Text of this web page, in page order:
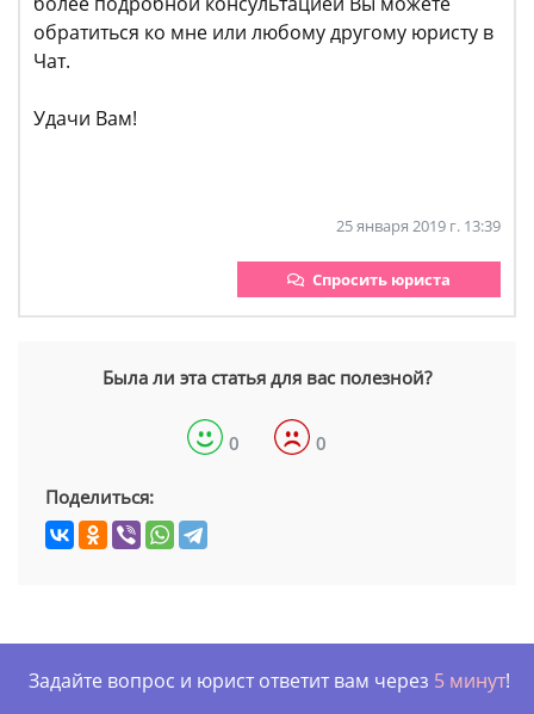
обратиться ко мне или любому другому юристу в
Чат.
Удачи Вам!
25 января 2019 г. 13:39
Спросить юриста
Была ли эта статья для вас полезной?
0 0
Поделиться:
Задайте вопрос и юрист ответит вам через 5 минут!